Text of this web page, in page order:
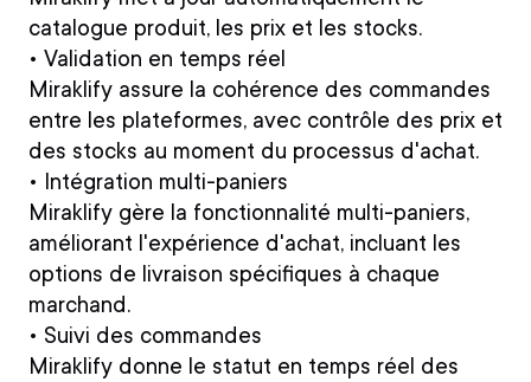
catalogue produit, les prix et les stocks.
• Validation en temps réel
Miraklify assure la cohérence des commandes
entre les plateformes, avec contrôle des prix et
des stocks au moment du processus d'achat.
• Intégration multi-paniers
Miraklify gère la fonctionnalité multi-paniers,
améliorant l'expérience d'achat, incluant les
options de livraison spécifiques à chaque
marchand.
• Suivi des commandes
Miraklify donne le statut en temps réel des